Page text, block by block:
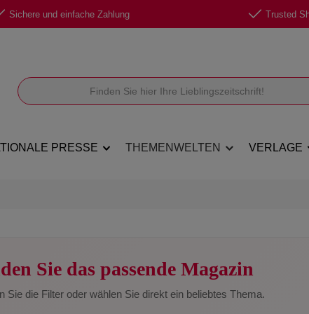
Sichere und einfache Zahlung Trusted
PRESSE THEMENWELTEN VERLAGE
Sie das passende Magazin
Sie die Filter oder wählen Sie direkt ein beliebtes Thema.